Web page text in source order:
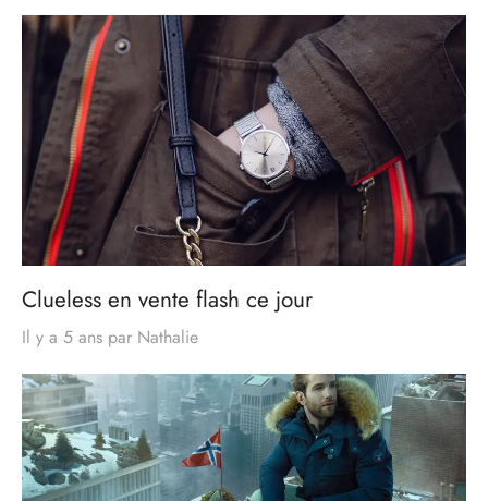
Clueless en vente flash ce jour
Il y a 5 ans par Nathalie